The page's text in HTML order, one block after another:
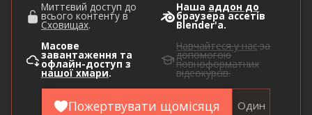
Миттєвий доступ до
всього контенту в
Сховищах.
Наша аддон до
браузера ассетів
Blender'а.
Масове
завантаження та
офлайн-доступ з
нашої хмари.
Навчайтеся у насза
допомогою
повноформатних
відеокурсів.
Пожертвувати щомісяця Один